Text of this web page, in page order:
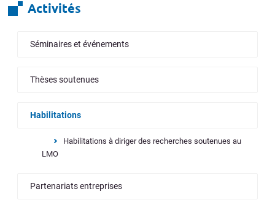
Activités
Séminaires et événements
Thèses soutenues
Habilitations
Habilitations à diriger des recherches soutenues au
LMO
Partenariats entreprises